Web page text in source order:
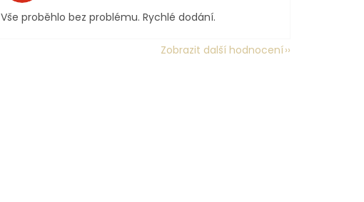
Vše proběhlo bez problému. Rychlé dodání.
Zobrazit další hodnocení